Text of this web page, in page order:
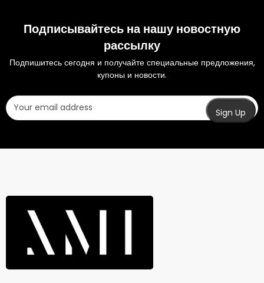
Подписывайтесь на нашу новостную
рассылку
Подпишитесь сегодня и получайте специальные предложения,
купоны и новости.